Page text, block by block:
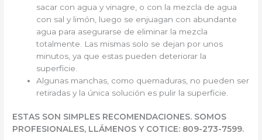
sacar con agua y vinagre, o con la mezcla de agua
con sal y limón, luego se enjuagan con abundante
agua para asegurarse de eliminar la mezcla
totalmente. Las mismas solo se dejan por unos
minutos, ya que estas pueden deteriorar la
superficie.
Algunas manchas, como quemaduras, no pueden ser
retiradas y la única solución es pulir la superficie.
ESTAS SON SIMPLES RECOMENDACIONES. SOMOS
PROFESIONALES, LLÁMENOS Y COTICE: 809-273-7599.